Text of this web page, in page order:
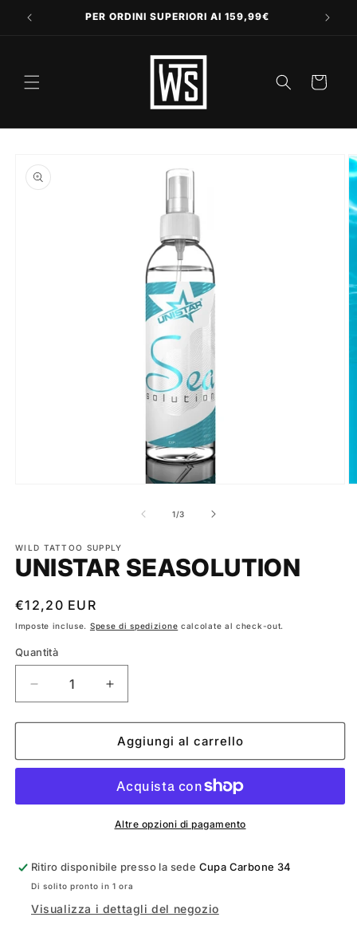
direttamentePER ORDINI SUPERIORI AI 159,99€
Carrello
informazioni
sul prodotto
finestra
modale
1/su
3
WILD TATTOO SUPPLY
UNISTAR SEASOLUTION
Prezzo
di
€12,20 EUR
Imposte incluse. Spese di spedizione calcolate al check-out.
Quantità
Diminuisci
quantità
per
SEASOLUTION
Aumenta
quantità
per
UNISTAR
SEASOLUTION
Aggiungi al carrello
Altre opzioni di pagamento
Ritiro disponibile presso la sede Cupa Carbone 34
Di solito pronto in 1 ora
Visualizza i dettagli del negozio